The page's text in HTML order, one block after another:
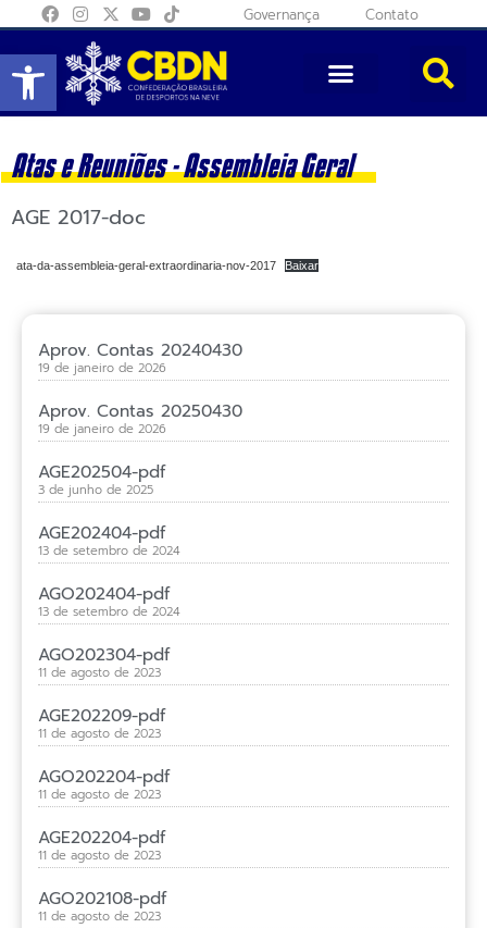
Abrir a barra de ferramentas
Governança Contato
Atas e Reuniões -Assembleia Geral
AGE 2017-doc
ata-da-assembleia-geral-extraordinaria-nov-2017 Baixar
Aprov. Contas 20240430
19 de janeiro de 2026
Aprov. Contas 20250430
19 de janeiro de 2026
AGE202504-pdf
3 de junho de 2025
AGE202404-pdf
13 de setembro de 2024
AGO202404-pdf
13 de setembro de 2024
AGO202304-pdf
11 de agosto de 2023
AGE202209-pdf
11 de agosto de 2023
AGO202204-pdf
11 de agosto de 2023
AGE202204-pdf
11 de agosto de 2023
AGO202108-pdf
11 de agosto de 2023